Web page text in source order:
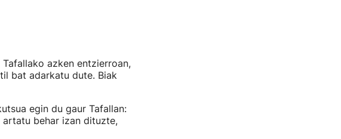
azken entzierroan,
bat adarkatu dute. Biak
egin du gaur Tafallan:
behar izan dituzte,